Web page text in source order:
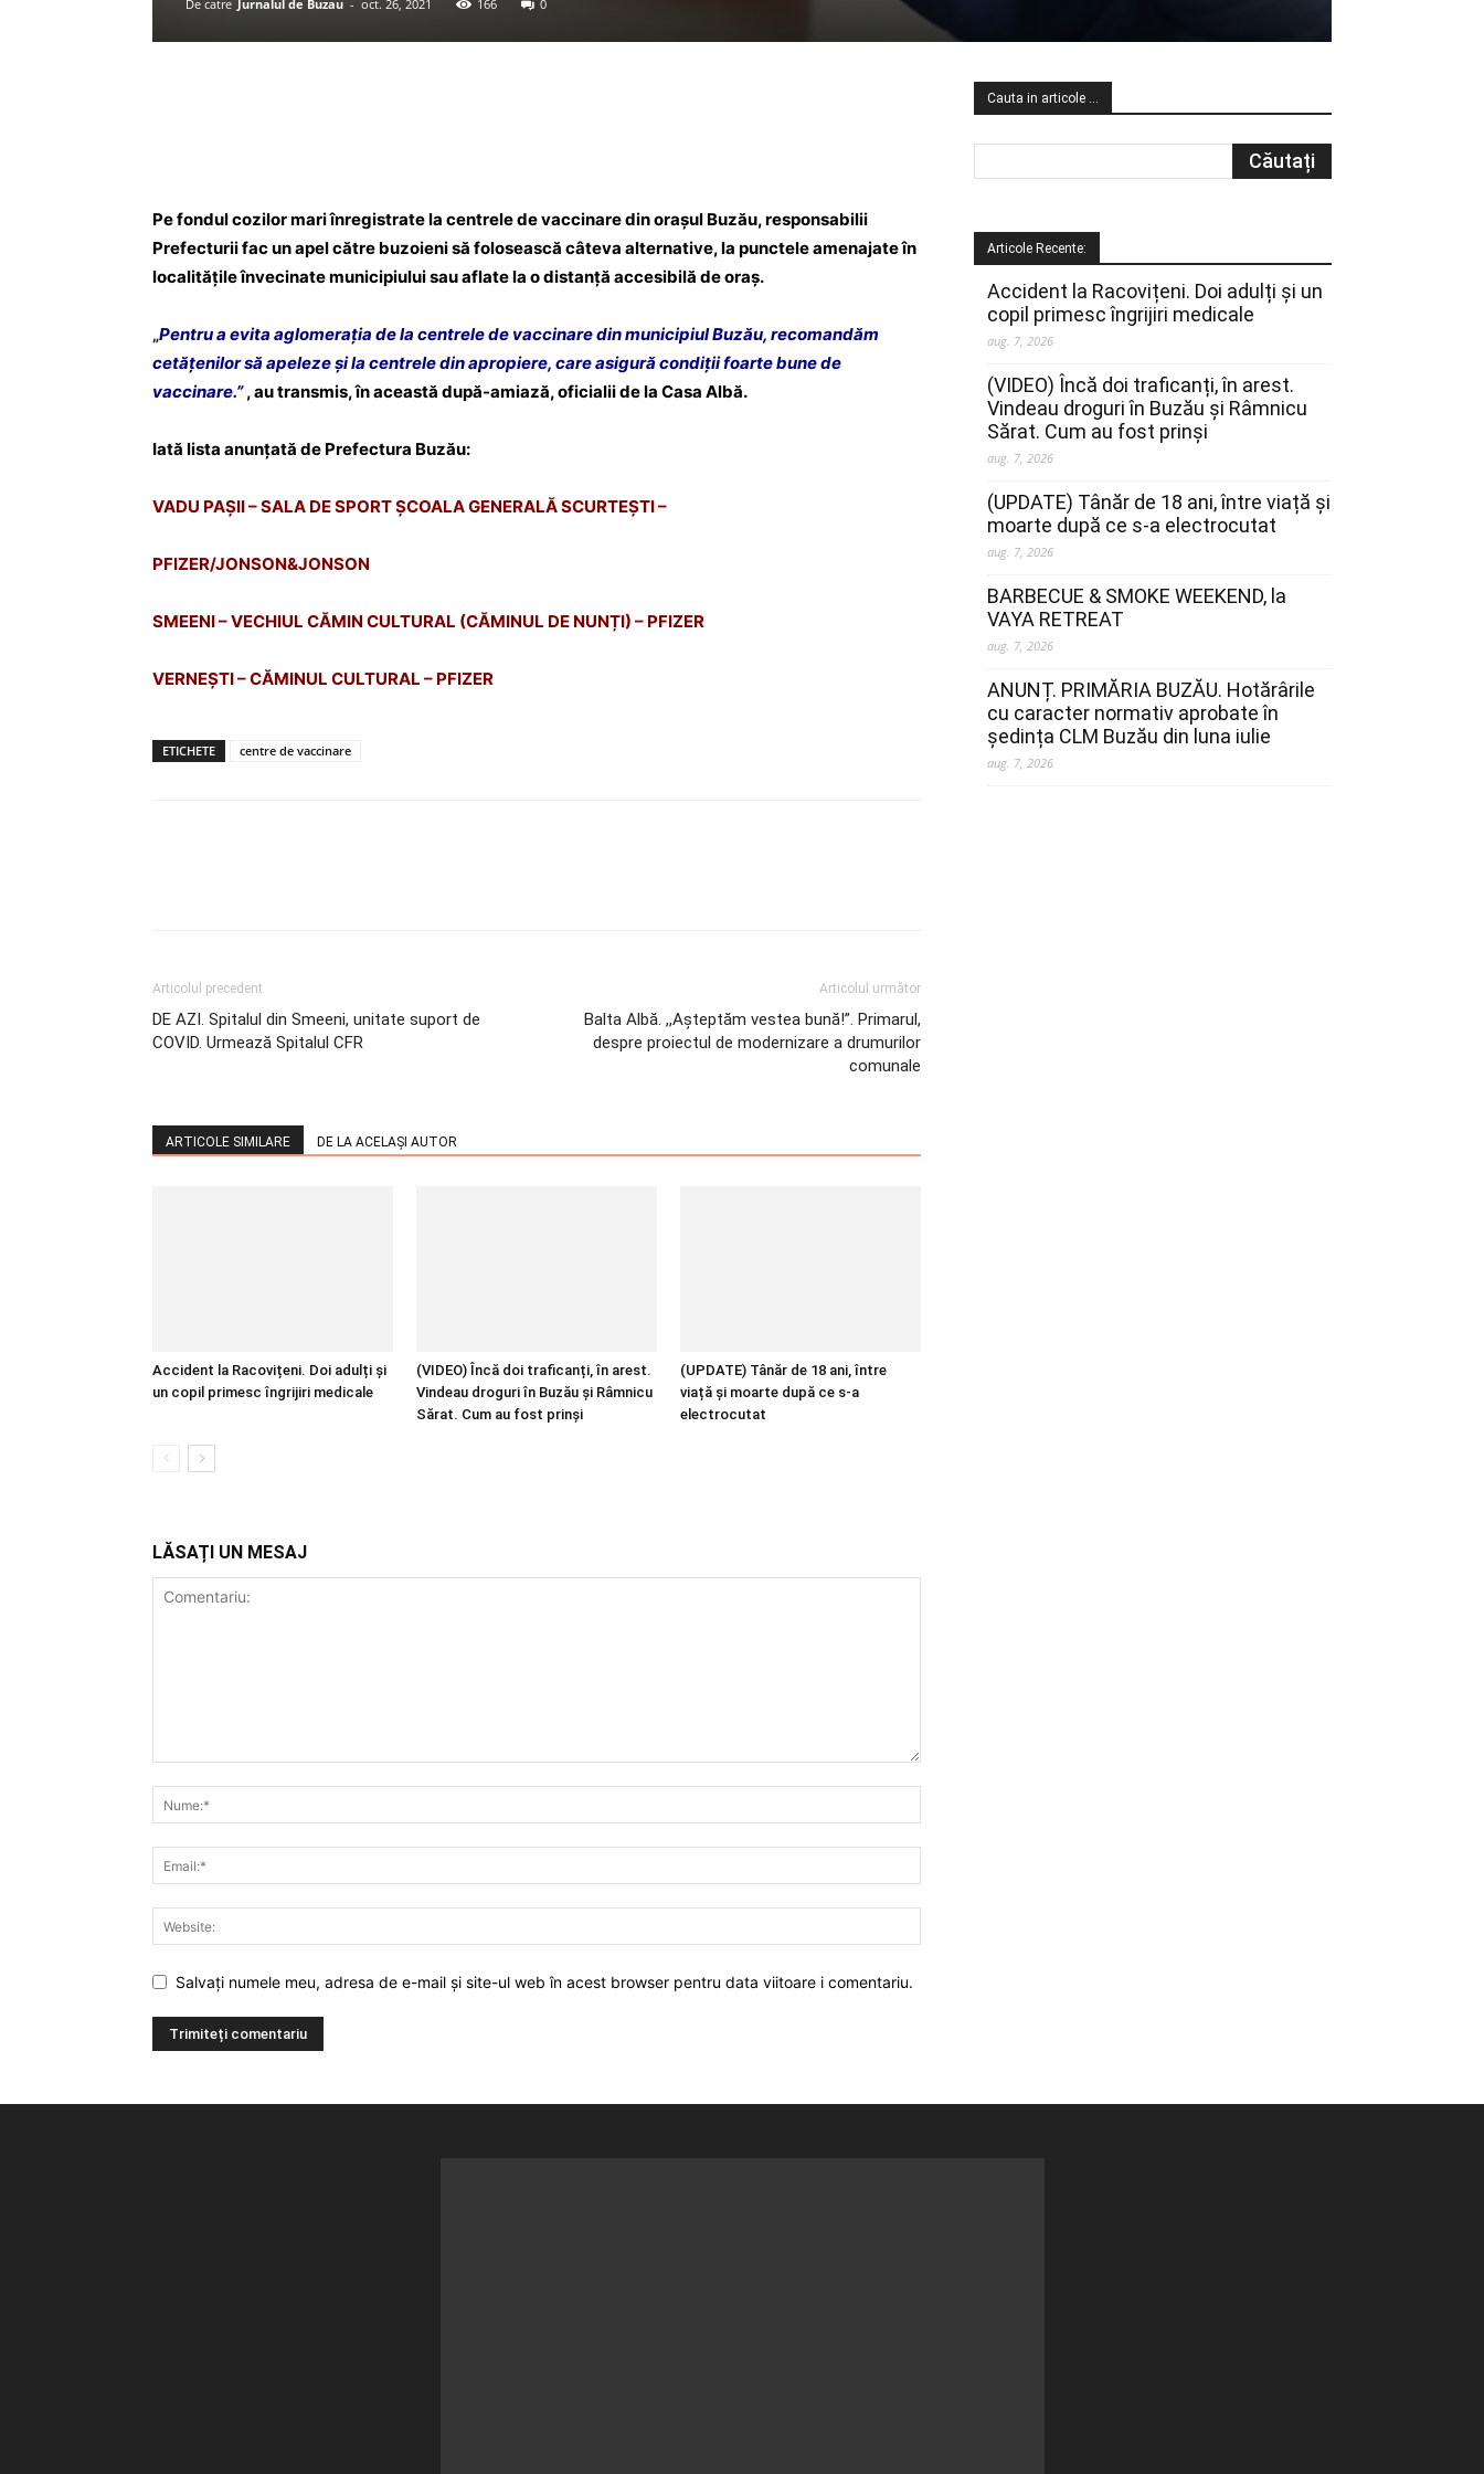
De catre Jurnalul de Buzau - oct. 26, 2021 166 0
Pe fondul cozilor mari înregistrate la centrele de vaccinare din orașul Buzău, responsabilii
Prefecturii fac un apel către buzoieni să folosească câteva alternative, la punctele amenajate în
localitățile învecinate municipiului sau aflate la o distanță accesibilă de oraș.
„Pentru a evita aglomerația de la centrele de vaccinare din municipiul Buzău, recomandăm
cetățenilor să apeleze și la centrele din apropiere, care asigură condiții foarte bune de
vaccinare.”, au transmis, în această după-amiază, oficialii de la Casa Albă.
Iată lista anunțată de Prefectura Buzău:
VADU PAȘII – SALA DE SPORT ȘCOALA GENERALĂ SCURTEȘTI –
PFIZER/JONSON&JONSON
SMEENI – VECHIUL CĂMIN CULTURAL (CĂMINUL DE NUNȚI) – PFIZER
VERNEȘTI – CĂMINUL CULTURAL – PFIZER
ETICHETE centre de vaccinare
Articolul precedent
DE AZI. Spitalul din Smeeni, unitate suport de
COVID. Urmează Spitalul CFR
Articolul următor
Balta Albă. ,,Așteptăm vestea bună!”. Primarul,
despre proiectul de modernizare a drumurilor
comunale
ARTICOLE SIMILARE DE LA ACELAȘI AUTOR
Accident la Racovițeni. Doi adulți și
un copil primesc îngrijiri medicale
(VIDEO) Încă doi traficanți, în arest.
Vindeau droguri în Buzău și Râmnicu
Sărat. Cum au fost prinși
(UPDATE) Tânăr de 18 ani, între
viață și moarte după ce s-a
electrocutat
LĂSAȚI UN MESAJ
Salvați numele meu, adresa de e-mail și site-ul web în acest browser pentru data viitoare i comentariu.
Cauta in articole …
Articole Recente:
Accident la Racovițeni. Doi adulți și un
copil primesc îngrijiri medicale
aug. 7, 2026
(VIDEO) Încă doi traficanți, în arest.
Vindeau droguri în Buzău și Râmnicu
Sărat. Cum au fost prinși
aug. 7, 2026
(UPDATE) Tânăr de 18 ani, între viață și
moarte după ce s-a electrocutat
aug. 7, 2026
BARBECUE & SMOKE WEEKEND, la
VAYA RETREAT
aug. 7, 2026
ANUNȚ. PRIMĂRIA BUZĂU. Hotărârile
cu caracter normativ aprobate în
ședința CLM Buzău din luna iulie
aug. 7, 2026